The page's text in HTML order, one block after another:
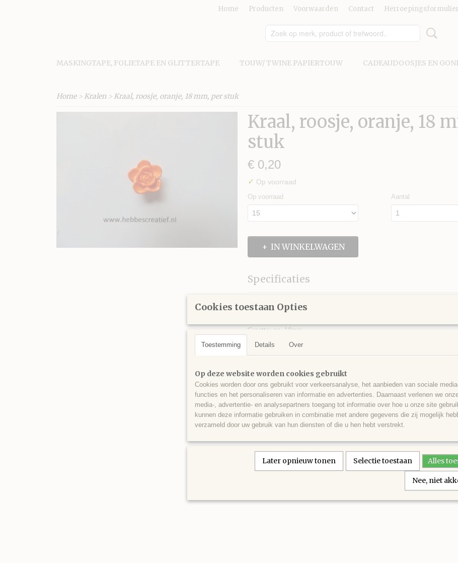
Home Producten Voorwaarden Contact Herroepingsformulier
MASKINGTAPE, FOLIETAPE EN GLITTERTAPE TOUW/ TWINE PAPIERTOUW CADEAUDOOSJES EN
Home> Kralen > Kraal, roosje, oranje, 18 mm, per stuk
Kraal, roosje, oranje, 18
stuk
€ 0,20
✓ Op voorraad
Op voorraad Aantal
IN WINKELWAGEN
Specificaties
Omschrijving
Grootte: ca. 18mm
Grootte gat: ca. 1mm
Cookies toestaan Opties
Toestemming Details Over
Op deze website worden cookies gebruikt
Cookies worden door ons gebruikt voor verkeersanalyse, het aanbieden van sociale
functies en het personaliseren van informatie en advertenties. Daarnaast verlenen we
media-, advertentie- en analysepartners toegang tot informatie over hoe u onze site
kunnen deze informatie gebruiken in combinatie met andere gegevens die zij mogelijk
verzameld door uw gebruik van hun diensten of die u hen hebt verstrekt.
Later opnieuw tonen Selectie toestaan Alles
Nee, niet